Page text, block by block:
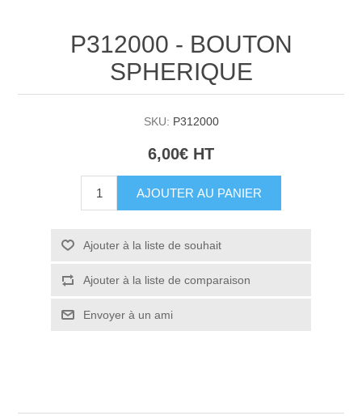
P312000 - BOUTON
SPHERIQUE
SKU: P312000
6,00€ HT
AJOUTER AU PANIER
Ajouter à la liste de souhait
Ajouter à la liste de comparaison
Envoyer à un ami